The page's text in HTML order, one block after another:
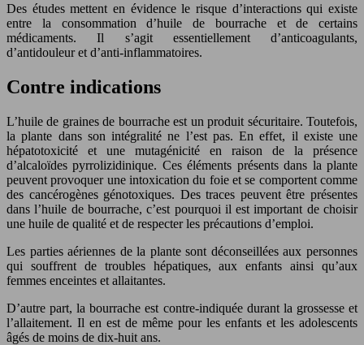
Des études mettent en évidence le risque d’interactions qui existe
entre la consommation d’huile de bourrache et de certains
médicaments. Il s’agit essentiellement d’anticoagulants,
d’antidouleur et d’anti-inflammatoires.
Contre indications
L’huile de graines de bourrache est un produit sécuritaire. Toutefois,
la plante dans son intégralité ne l’est pas. En effet, il existe une
hépatotoxicité et une mutagénicité en raison de la présence
d’alcaloïdes pyrrolizidinique. Ces éléments présents dans la plante
peuvent provoquer une intoxication du foie et se comportent comme
des cancérogènes génotoxiques. Des traces peuvent être présentes
dans l’huile de bourrache, c’est pourquoi il est important de choisir
une huile de qualité et de respecter les précautions d’emploi.
Les parties aériennes de la plante sont déconseillées aux personnes
qui souffrent de troubles hépatiques, aux enfants ainsi qu’aux
femmes enceintes et allaitantes.
D’autre part, la bourrache est contre-indiquée durant la grossesse et
l’allaitement. Il en est de même pour les enfants et les adolescents
âgés de moins de dix-huit ans.